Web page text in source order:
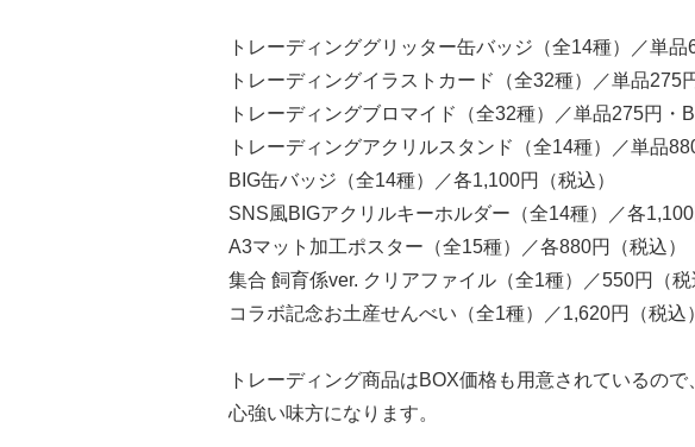
トレーディンググリッター缶バッジ（全14種）／単品
トレーディングイラストカード（全32種）／単品275
トレーディングブロマイド（全32種）／単品275円・
トレーディングアクリルスタンド（全14種）／単品
BIG缶バッジ（全14種）／各1,100円（税込）
SNS風BIGアクリルキーホルダー（全14種）／各1,100
A3マット加工ポスター（全15種）／各880円（税込）
集合 飼育係ver. クリアファイル（全1種）／550円（税
コラボ記念お土産せんべい（全1種）／1,620円（税込）
トレーディング商品はBOX価格も用意されているの
心強い味方になります。